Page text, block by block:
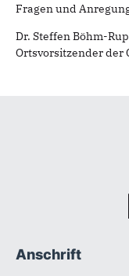
Fragen und
Dr. Steffen Böhm-
Ortsvorsitzender der
Anschrift